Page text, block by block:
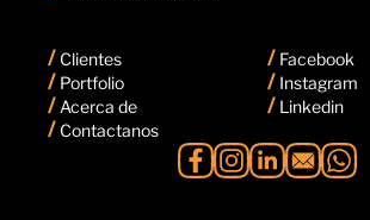
/ Clientes
/ Portfolio
/ Acerca de
/ Contactanos
/ Facebook
/ Instagram
/ Linkedin